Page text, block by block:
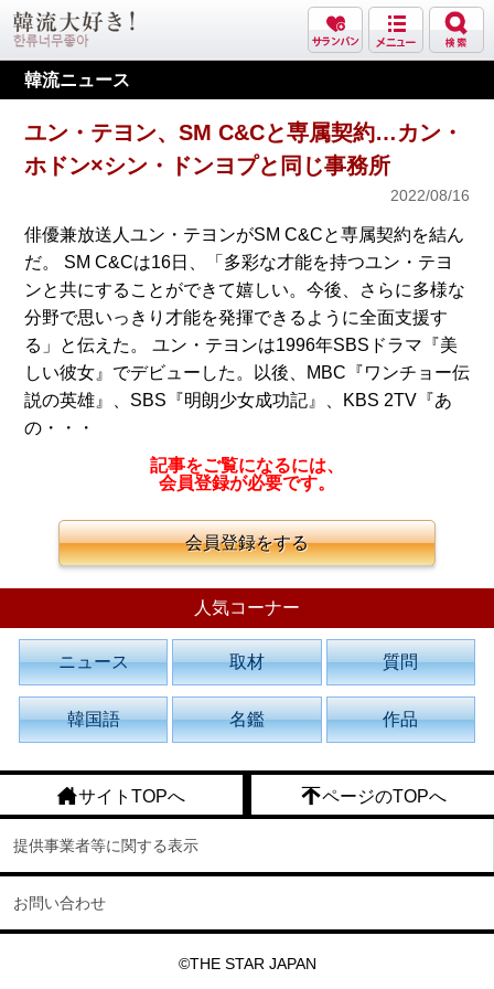
韓流ニュース
ユン・テヨン、SM C&Cと専属契約…カン・
ホドン×シン・ドンヨプと同じ事務所
2022/08/16
俳優兼放送人ユン・テヨンがSM C&Cと専属契約を結ん
だ。 SM C&Cは16日、「多彩な才能を持つユン・テヨ
ンと共にすることができて嬉しい。今後、さらに多様な
分野で思いっきり才能を発揮できるように全面支援す
る」と伝えた。 ユン・テヨンは1996年SBSドラマ『美
しい彼女』でデビューした。以後、MBC『ワンチョー伝
説の英雄』、SBS『明朗少女成功記』、KBS 2TV『あ
の・・・
記事をご覧になるには、
会員登録が必要です。
会員登録をする
人気コーナー
ニュース 取材 質問
韓国語 名鑑 作品
サイトTOPへ ページのTOPへ
提供事業者等に関する表示
お問い合わせ
©THE STAR JAPAN